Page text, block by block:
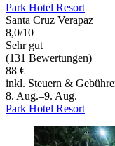
Park Hotel Resort
Santa Cruz Verapaz
8,0/10
Sehr gut
(131 Bewertungen)
88 €
inkl. Steuern &
8. Aug.–9. Aug.
Park Hotel Resort